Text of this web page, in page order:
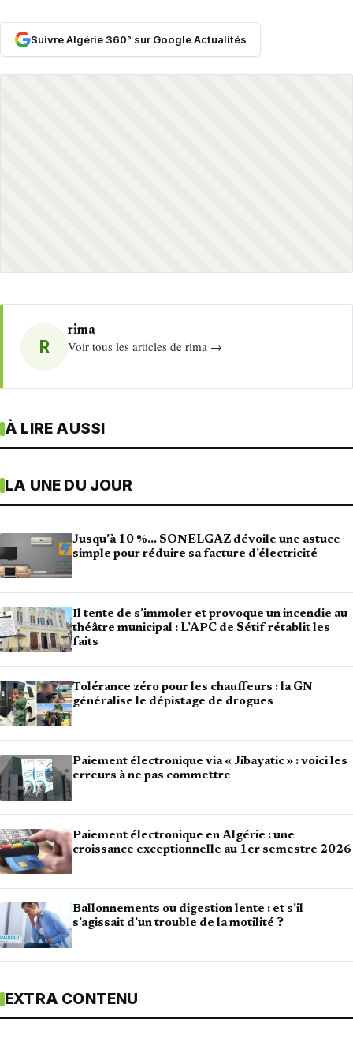
Suivre Algérie 360° sur Google Actualités
R
rima
Voir tous les articles de rima →
À LIRE AUSSI
LA UNE DU JOUR
Jusqu’à 10 %… SONELGAZ dévoile une astuce
simple pour réduire sa facture d’électricité
Il tente de s’immoler et provoque un incendie au
théâtre municipal : L’APC de Sétif rétablit les
faits
Tolérance zéro pour les chauffeurs : la GN
généralise le dépistage de drogues
Paiement électronique via « Jibayatic » : voici les
erreurs à ne pas commettre
Paiement électronique en Algérie : une
croissance exceptionnelle au 1er semestre 2026
Ballonnements ou digestion lente : et s’il
s’agissait d’un trouble de la motilité ?
EXTRA CONTENU